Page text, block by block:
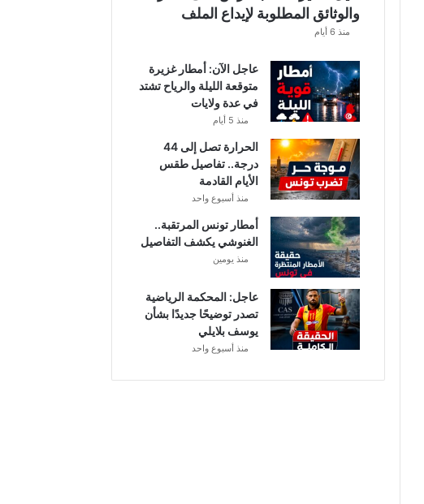
ل
ا
ع
ا
ت
ا
ل
م
ع
ي
ة
والوثائق المطلوبة لإيداع الملف
منذ 6 أيام
عاجل الآن: أمطار غزيرة
متوقعة الليلة والرياح تشتد
في عدة ولايات
منذ 5 أيام
الحرارة تصل إلى 44
درجة.. تفاصيل طقس
الأيام القادمة
منذ أسبوع واحد
أمطار تونس المرتقبة..
الغنوشي يكشف التفاصيل
منذ يومين
عاجل: المحكمة الرياضية
تصدر توضيحًا جديدًا بشأن
يوسف بلايلي
منذ أسبوع واحد